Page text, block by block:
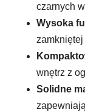
czarnych
Wysoka
wnętrz z
Solidne